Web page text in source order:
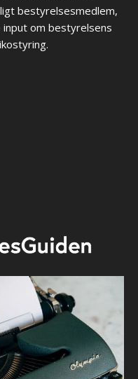
bestyrelsesmedlem,
input om bestyrelsens